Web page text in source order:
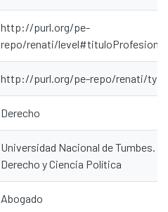
http://purl.org/pe-
repo/renati/level#tituloProfesional
http://purl.org/pe-repo/renati/
Derecho
Universidad Nacional de Tumbes.
Derecho y Ciencia Política
Abogado